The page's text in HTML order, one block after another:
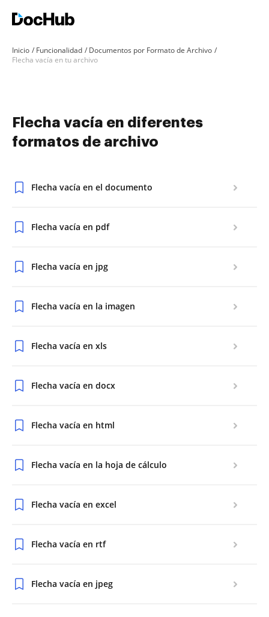
Inicio Funcionalidad
Documentos por Formato de Archivo
Flecha vacía en tu archivo
Flecha vacía en diferentes
formatos de archivo
Flecha vacía en el documento
Flecha vacía en pdf
Flecha vacía en jpg
Flecha vacía en la imagen
Flecha vacía en xls
Flecha vacía en docx
Flecha vacía en html
Flecha vacía en la hoja de cálculo
Flecha vacía en excel
Flecha vacía en rtf
Flecha vacía en jpeg